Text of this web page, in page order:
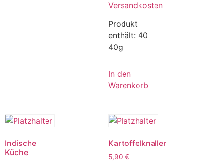
Versandkosten
Produkt
enthält: 40
40g
In den
Warenkorb
Indische
Küche
Kartoffelknaller
5,90 €